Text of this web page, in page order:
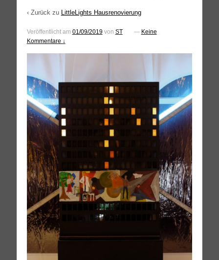
‹ Zurück zu LittleLights Hausrenovierung
Veröffentlicht am 01/09/2019von ST — Keine
Kommentare ↓